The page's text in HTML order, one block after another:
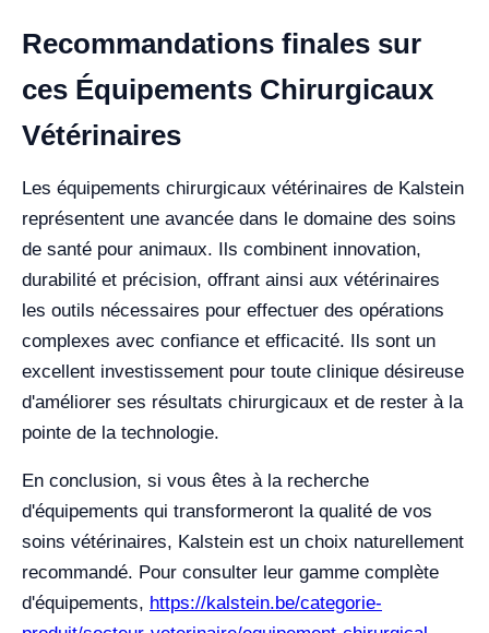
Recommandations finales sur
ces Équipements Chirurgicaux
Vétérinaires
Les équipements chirurgicaux vétérinaires de Kalstein
représentent une avancée dans le domaine des soins
de santé pour animaux. Ils combinent innovation,
durabilité et précision, offrant ainsi aux vétérinaires
les outils nécessaires pour effectuer des opérations
complexes avec confiance et efficacité. Ils sont un
excellent investissement pour toute clinique désireuse
d'améliorer ses résultats chirurgicaux et de rester à la
pointe de la technologie.
En conclusion, si vous êtes à la recherche
d'équipements qui transformeront la qualité de vos
soins vétérinaires, Kalstein est un choix naturellement
recommandé. Pour consulter leur gamme complète
d'équipements, https://kalstein.be/categorie-